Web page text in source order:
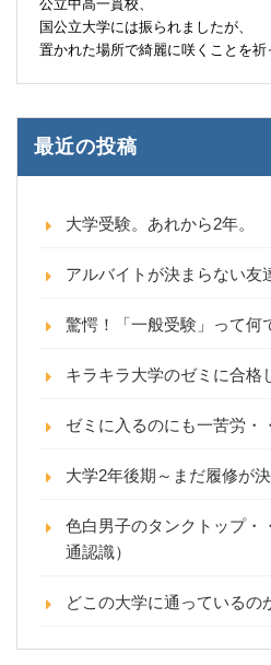
公立中高一貫校、
国公立大学には振られましたが、
置かれた場所で綺麗に咲くことを祈
最近の投稿
大学受験。あれから2年。
アルバイトが決まらない友
驚愕！「一般受験」って何
キラキラ大学のゼミに合格
ゼミに入るのにも一苦労・
大学2年後期～まだ履修が
色白男子のタンクトップ・
通認識）
どこの大学に通っているの